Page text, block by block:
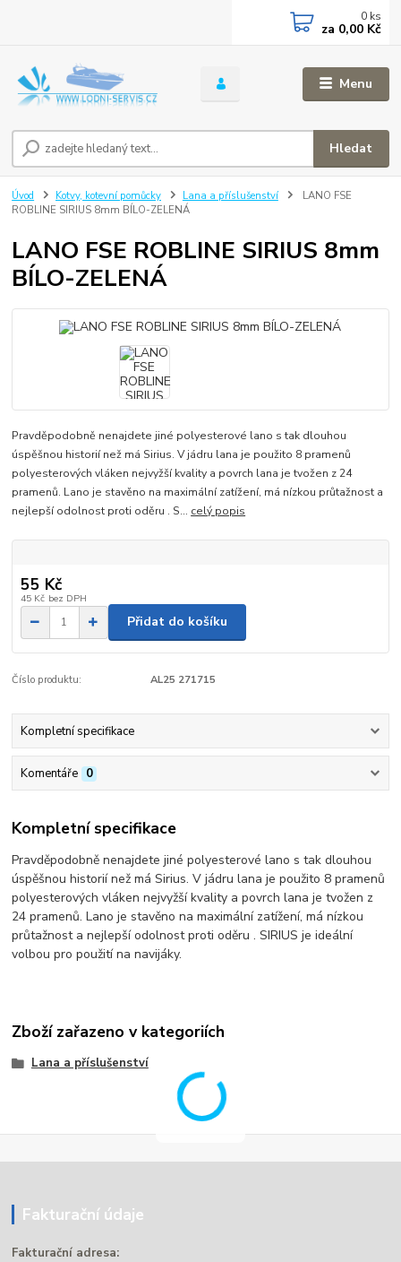
Menu
Hledat
0 ks
za 0,00 Kč
Úvod Kotvy, kotevní pomůcky Lana a příslušenství
LANO FSE
ROBLINE SIRIUS 8mm BÍLO-ZELENÁ
LANO FSE ROBLINE SIRIUS 8mm
BÍLO-ZELENÁ
Pravděpodobně nenajdete jiné polyesterové lano s tak dlouhou
úspěšnou historií než má Sirius. V jádru lana je použito 8 pramenů
polyesterových vláken nejvyžší kvality a povrch lana je tvožen z 24
pramenů. Lano je stavěno na maximální zatížení, má nízkou průtažnost a
nejlepší odolnost proti oděru . S... celý popis
55 Kč
45 Kč bez DPH
Přidat do košíku
Číslo produktu: AL25 271715
Kompletní specifikace
Komentáře 0
Kompletní specifikace
Pravděpodobně nenajdete jiné polyesterové lano s tak dlouhou
úspěšnou historií než má Sirius. V jádru lana je použito 8 pramenů
polyesterových vláken nejvyžší kvality a povrch lana je tvožen z
24 pramenů. Lano je stavěno na maximální zatížení, má nízkou
průtažnost a nejlepší odolnost proti oděru . SIRIUS je ideální
volbou pro použití na navijáky.
Zboží zařazeno v kategoriích
Lana a příslušenství
Fakturační údaje
Fakturační adresa: